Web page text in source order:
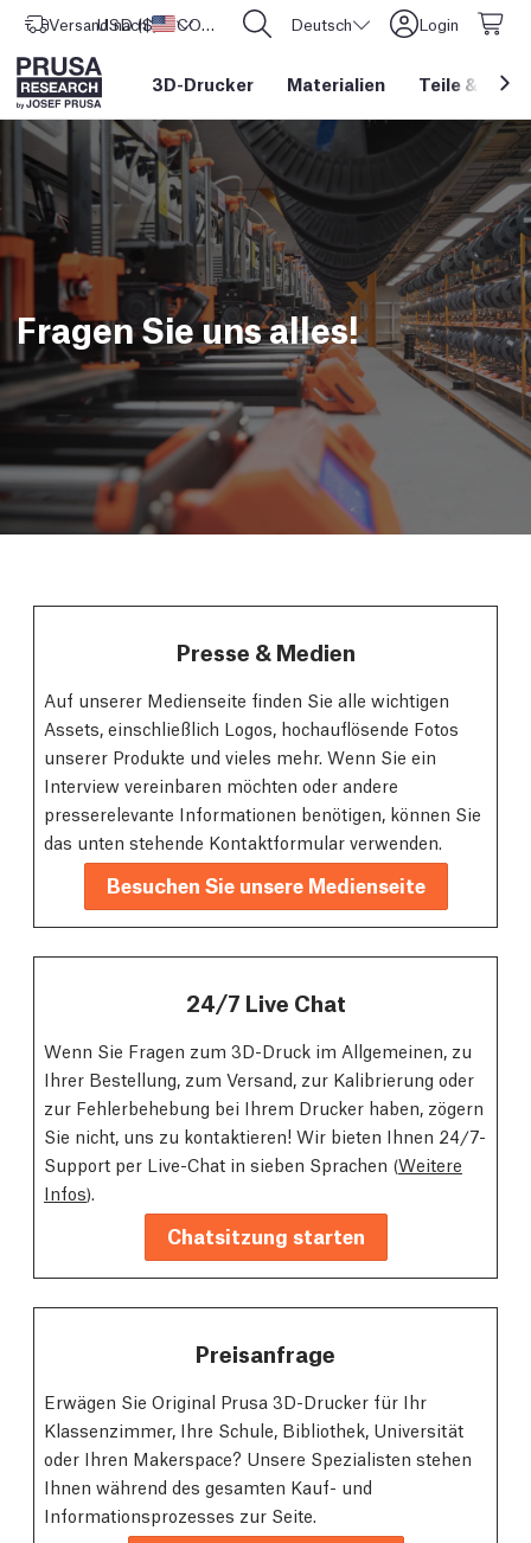
Versand nach Vereinigte Staaten
USD ($) CORE One L: Jetzt auf Lager! Deutsch Login
3D-Drucker Materialien Teile &
Fragen Sie uns alles!
Presse & Medien
Auf unserer Medienseite finden Sie alle wichtigen
Assets, einschließlich Logos, hochauflösende Fotos
unserer Produkte und vieles mehr. Wenn Sie ein
Interview vereinbaren möchten oder andere
presserelevante Informationen benötigen, können Sie
das unten stehende Kontaktformular verwenden.
Besuchen Sie unsere Medienseite
24/7 Live Chat
Wenn Sie Fragen zum 3D-Druck im Allgemeinen, zu
Ihrer Bestellung, zum Versand, zur Kalibrierung oder
zur Fehlerbehebung bei Ihrem Drucker haben, zögern
Sie nicht, uns zu kontaktieren! Wir bieten Ihnen 24/7-
Support per Live-Chat in sieben Sprachen (Weitere
Infos).
Chatsitzung starten
Preisanfrage
Erwägen Sie Original Prusa 3D-Drucker für Ihr
Klassenzimmer, Ihre Schule, Bibliothek, Universität
oder Ihren Makerspace? Unsere Spezialisten stehen
Ihnen während des gesamten Kauf- und
Informationsprozesses zur Seite.